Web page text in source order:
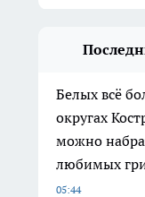
Белых всё
округах
можно
любимых
05:44